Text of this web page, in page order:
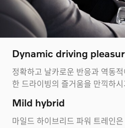
Dynamic driving
정확하고 날카로운 반응과 역동
한 드라이빙의 즐거움을 만끽하
Mild hybrid
마일드 하이브리드 파워 트레인